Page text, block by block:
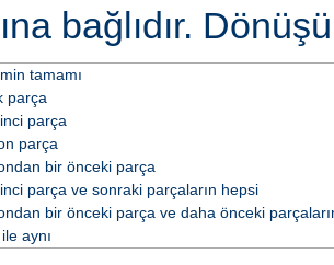
bağlıdır.
tamamı
parça
parça
parça
bir önceki parça
parça ve sonraki parçaların hepsi
bir önceki parça ve daha önceki
aynı